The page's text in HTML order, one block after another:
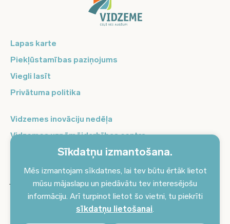
Sīkdatņu izmantošana.
Mēs izmantojam sīkdatnes, lai tev būtu ērtāk lietot
mūsu mājaslapu un piedāvātu tev interesējošu
informāciju. Arī turpinot lietot šo vietni, tu piekrīti
sīkdatņu lietošanai.
Lapas karte
Piekļūstamības paziņojums
Viegli lasīt
Privātuma politika
Vidzemes inovāciju nedēļa
Vidzemes uzņēmējdarbības centrs
Balso Vidzeme
Pierakstieties jaunumiem un saņemiet aktuālākos
jaunumus savā e-pastā!
Pieteikties jaunumiem